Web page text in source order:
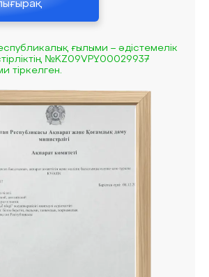
ғылыми – әдістемелік
№KZ09VPY00029937
тіркелген.